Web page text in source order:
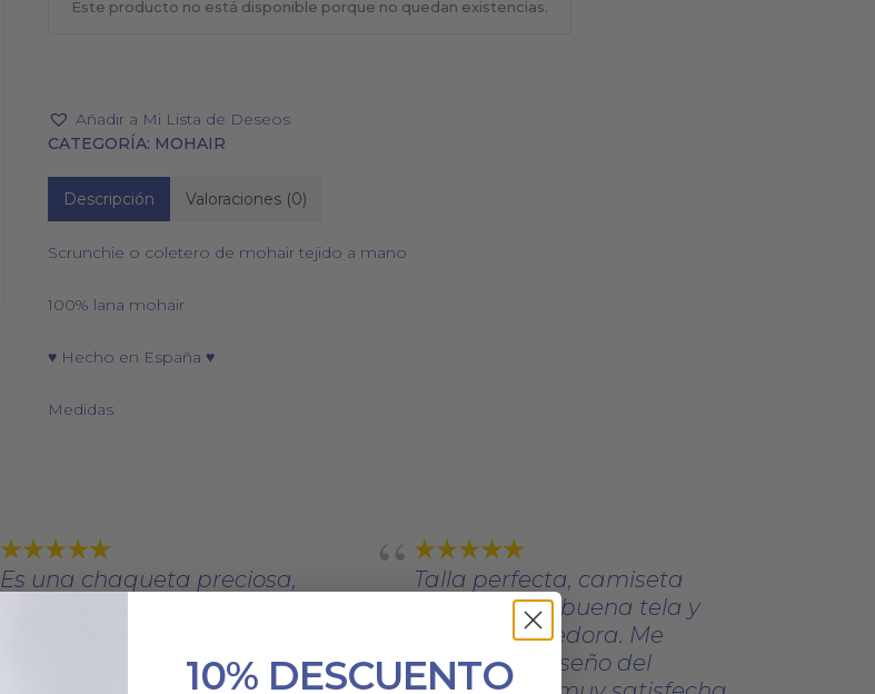
Este producto no está disponible porque no quedan existencias.
Añadir a Mi Lista de Deseos
CATEGORÍA: MOHAIR
Descripción Valoraciones (0)
Scrunchie o coletero de mohair tejido a mano
100% lana mohair
♥ Hecho en España ♥
Medidas
Es una chaqueta preciosa,
color como el corte son muy
Talla perfecta, camiseta
preciosa con buena tela y
muy favorecedora. Me
encanta el diseño del
10% DESCUENTO